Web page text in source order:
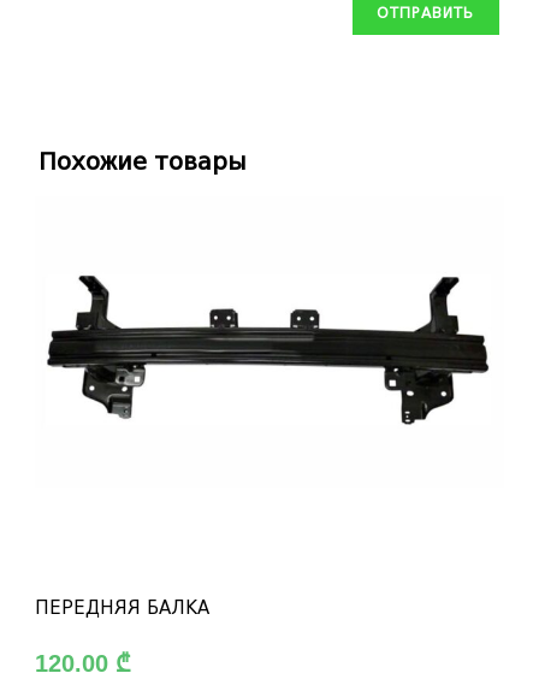
Похожие товары
ПЕРЕДНЯЯ БАЛКА
120.00 ₾